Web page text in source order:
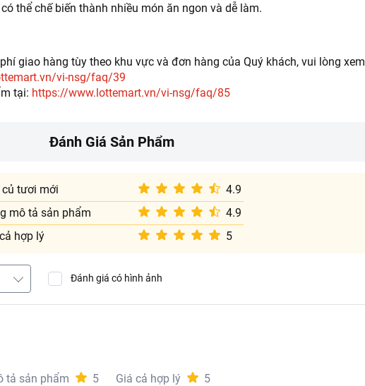
thể chế biến thành nhiều món ăn ngon và dễ làm.
giao hàng tùy theo khu vực và đơn hàng của Quý khách, vui lòng xem
vi-nsg/faq/39
tại: https://www.lottemart.vn/vi-nsg/faq/85
Đánh Giá Sản Phẩm
củ tươi mới
4.9
mô tả sản phẩm
4.9
hợp lý
5
Đánh giá có hình ảnh
tả sản phẩm 5 Giá cả hợp lý 5